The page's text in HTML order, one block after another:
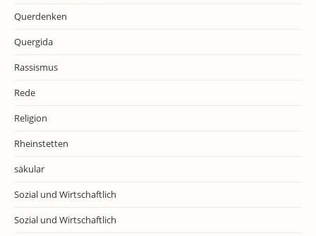
Querdenken
Quergida
Rassismus
Rede
Religion
Rheinstetten
säkular
Sozial und Wirtschaftlich
Sozial und Wirtschaftlich